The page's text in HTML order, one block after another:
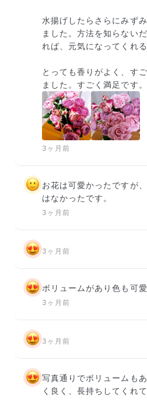
水揚げしたらさらにみず
ました。方法を知らない
れば、元気になってくれ
とっても香りがよく、す
ました。すごく満足です。
3ヶ月前
お花は可愛かったですが
はなかったです。
3ヶ月前
3ヶ月前
ボリュームがあり色も可
3ヶ月前
3ヶ月前
写真通りでボリュームも
く良く、長持ちしてくれ